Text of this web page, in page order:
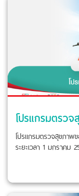
โปรแกรมตรว
โปรแกรมตรวจสุขภาพ
ระยะเวลา 1 มกราคม